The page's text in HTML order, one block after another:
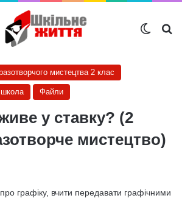
мистецтва 2 клас
школа Файли
у ставку? (2
мистецтво)
графіку, вчити передавати графічними